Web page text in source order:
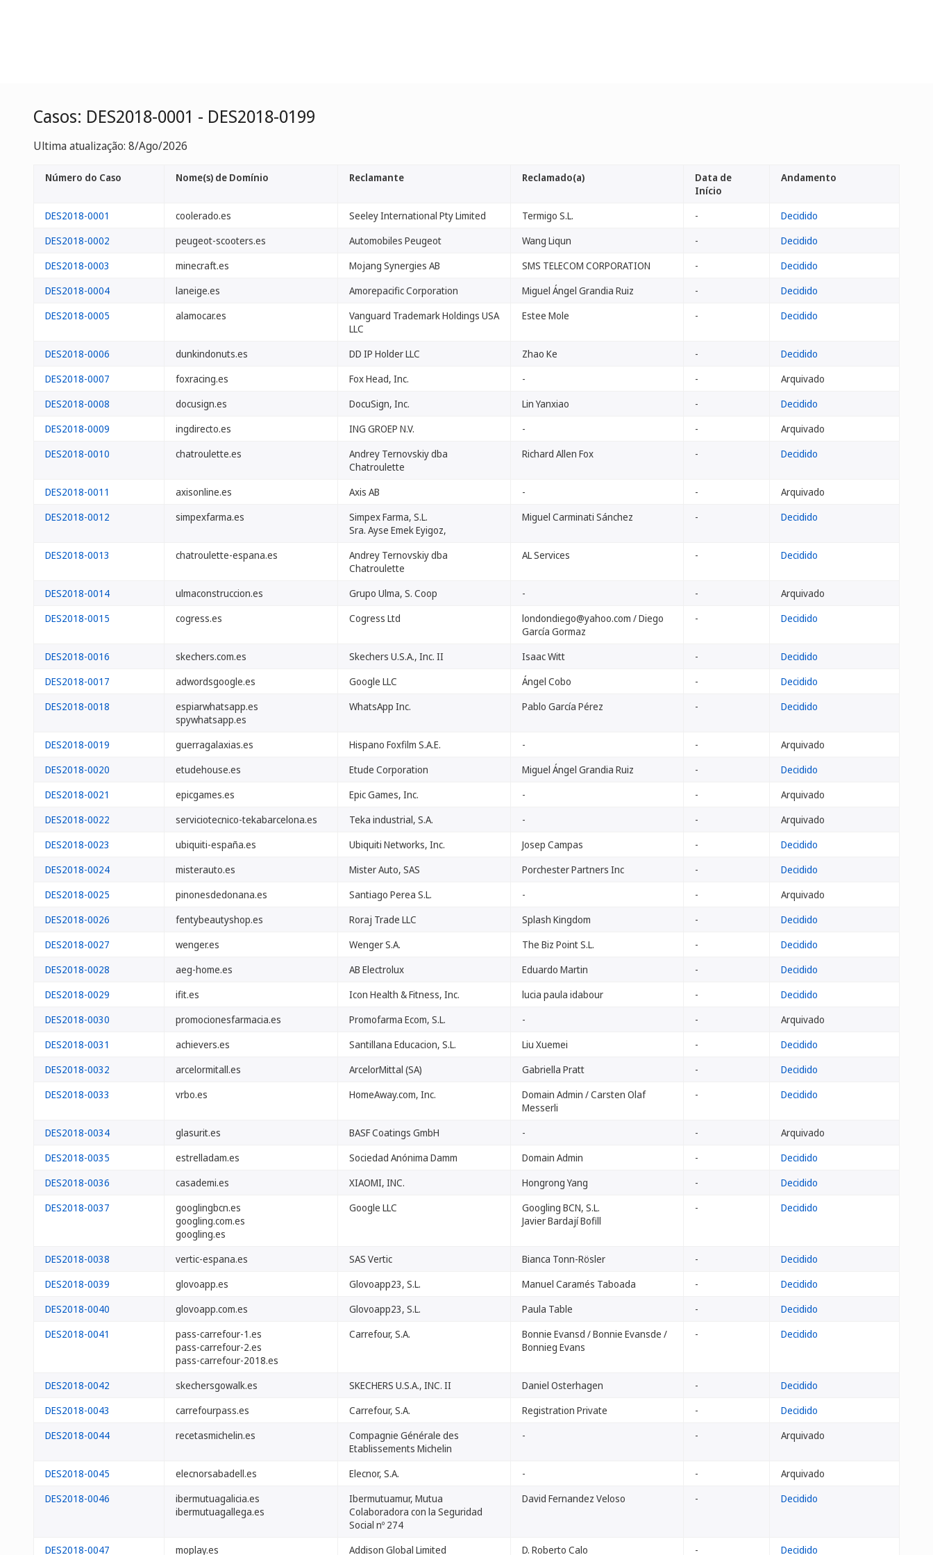
Casos: DES2018-0001 - DES2018-0199
Ultima atualização: 8/Ago/2026
Número do Caso Nome(s) de Domínio Reclamante Reclamado(a)
Data de
Início
Andamento
DES2018-0001 coolerado.es Seeley International Pty Limited Termigo S.L. -
Decidido
DES2018-0002
peugeot-scooters.es Automobiles Peugeot Wang Liqun -
Decidido
DES2018-0003
minecraft.es Mojang Synergies AB SMS TELECOM CORPORATION -
Decidido
DES2018-0004
laneige.es Amorepacific Corporation Miguel Ángel Grandia Ruiz -
Decidido
DES2018-0005
alamocar.es
Vanguard Trademark Holdings USA
LLC
Estee Mole - Decidido
DES2018-0006 dunkindonuts.es DD IP Holder LLC Zhao Ke -
Decidido
DES2018-0007
foxracing.es Fox Head, Inc. - -
Arquivado
DES2018-0008
docusign.es DocuSign, Inc. Lin Yanxiao -
Decidido
DES2018-0009
ingdirecto.es ING GROEP N.V. - -
Arquivado
DES2018-0010
chatroulette.es
Andrey Ternovskiy dba
Chatroulette
Richard Allen Fox - Decidido
DES2018-0011 axisonline.es Axis AB - -
Arquivado
DES2018-0012
simpexfarma.es
Simpex Farma, S.L.
Sra. Ayse Emek Eyigoz,
Miguel Carminati Sánchez - Decidido
DES2018-0013 chatroulette-espana.es
Andrey Ternovskiy dba
Chatroulette
AL Services - Decidido
DES2018-0014 ulmaconstruccion.es Grupo Ulma, S. Coop - -
Arquivado
DES2018-0015
cogress.es Cogress Ltd
londondiego@yahoo.com / Diego
García Gormaz
- Decidido
DES2018-0016 skechers.com.es Skechers U.S.A., Inc. II Isaac Witt -
Decidido
DES2018-0017
adwordsgoogle.es Google LLC Ángel Cobo -
Decidido
DES2018-0018
espiarwhatsapp.es
spywhatsapp.es
WhatsApp Inc. Pablo García Pérez - Decidido
DES2018-0019 guerragalaxias.es Hispano Foxfilm S.A.E. - -
Arquivado
DES2018-0020
etudehouse.es Etude Corporation Miguel Ángel Grandia Ruiz -
Decidido
DES2018-0021
epicgames.es Epic Games, Inc. - -
Arquivado
DES2018-0022
serviciotecnico-tekabarcelona.es Teka industrial, S.A. - -
Arquivado
DES2018-0023
ubiquiti-españa.es Ubiquiti Networks, Inc. Josep Campas -
Decidido
DES2018-0024
misterauto.es Mister Auto, SAS Porchester Partners Inc -
Decidido
DES2018-0025
pinonesdedonana.es Santiago Perea S.L. - -
Arquivado
DES2018-0026
fentybeautyshop.es Roraj Trade LLC Splash Kingdom -
Decidido
DES2018-0027
wenger.es Wenger S.A. The Biz Point S.L. -
Decidido
DES2018-0028
aeg-home.es AB Electrolux Eduardo Martin -
Decidido
DES2018-0029
ifit.es Icon Health & Fitness, Inc. lucia paula idabour -
Decidido
DES2018-0030
promocionesfarmacia.es Promofarma Ecom, S.L. - -
Arquivado
DES2018-0031
achievers.es Santillana Educacion, S.L. Liu Xuemei -
Decidido
DES2018-0032
arcelormitall.es ArcelorMittal (SA) Gabriella Pratt -
Decidido
DES2018-0033
vrbo.es HomeAway.com, Inc.
Domain Admin / Carsten Olaf
Messerli
- Decidido
DES2018-0034 glasurit.es BASF Coatings GmbH - -
Arquivado
DES2018-0035
estrelladam.es Sociedad Anónima Damm Domain Admin -
Decidido
DES2018-0036
casademi.es XIAOMI, INC. Hongrong Yang -
Decidido
DES2018-0037
googlingbcn.es
googling.com.es
googling.es
Google LLC
Googling BCN, S.L.
Javier Bardají Bofill
- Decidido
DES2018-0038 vertic-espana.es SAS Vertic Bianca Tonn-Rösler -
Decidido
DES2018-0039
glovoapp.es Glovoapp23, S.L. Manuel Caramés Taboada -
Decidido
DES2018-0040
glovoapp.com.es Glovoapp23, S.L. Paula Table -
Decidido
DES2018-0041
pass-carrefour-1.es
pass-carrefour-2.es
pass-carrefour-2018.es
Carrefour, S.A.
Bonnie Evansd / Bonnie Evansde /
Bonnieg Evans
- Decidido
DES2018-0042 skechersgowalk.es SKECHERS U.S.A., INC. II Daniel Osterhagen -
Decidido
DES2018-0043
carrefourpass.es Carrefour, S.A. Registration Private -
Decidido
DES2018-0044
recetasmichelin.es
Compagnie Générale des
Etablissements Michelin
- - Arquivado
DES2018-0045 elecnorsabadell.es Elecnor, S.A. - -
Arquivado
DES2018-0046
ibermutuagalicia.es
ibermutuagallega.es
Ibermutuamur, Mutua
Colaboradora con la Seguridad
Social nº 274
David Fernandez Veloso - Decidido
DES2018-0047 moplay.es Addison Global Limited D. Roberto Calo - Decidido